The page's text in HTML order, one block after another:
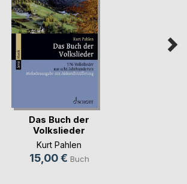
Das Buch der
Volkslieder
Kurt Pahlen
15,00 € Buch